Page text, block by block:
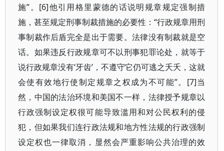
施”。[6]他引用格里蒙德的话说明规章规定强制措
施，甚至规定刑事制裁措施的必要性：“行政规章用刑
事制裁作后盾完全是出于需要。法律没有制裁就是空
话。如果违反行政规章可不以刑事犯罪论处，就等于
说行政规章没有‘牙齿’，不遵守它仍可逃之夭夭，这就
会使有效地行使制定规章之权成为不可能”。[7]当
然，中国的法治环境和美国不一样，法律授予规章以
行政强制设定权很可能导致滥用和对公民权利的侵
犯，但如果我们连行政法规和地方性法规的行政强制
设定权也一律取消，显然会严重影响公共治理的效